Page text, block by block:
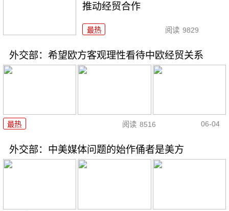
推动经贸合作
最热 阅读 9829
外交部：希望欧方客观理性看待中欧经贸关系
最热 阅读 8516 06-04
外交部：中美媒体问题的始作俑者是美方